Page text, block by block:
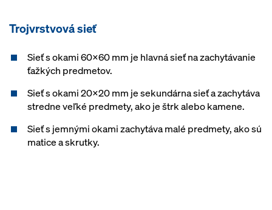
Trojvrstvová sieť
Sieť s okami 60x60 mm je hlavná sieť na zachytávanie
ťažkých predmetov.
Sieť s okami 20x20 mm je sekundárna sieť a zachytáva
stredne veľké predmety, ako je štrk alebo kamene.
Sieť s jemnými okami zachytáva malé predmety, ako sú
matice a skrutky.